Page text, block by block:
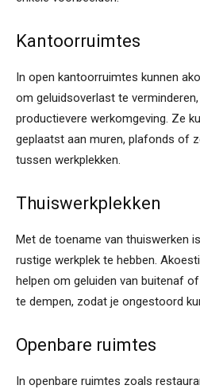
Kantoorruimtes
In open kantoorruimtes kunnen
om geluidsoverlast te
productievere werkomgeving. Ze
geplaatst aan muren, plafonds of
tussen werkplekken.
Thuiswerkplekken
Met de toename van thuiswerken
rustige werkplek te hebben.
helpen om geluiden van buitenaf
te dempen, zodat je ongestoord
Openbare ruimtes
In openbare ruimtes zoals